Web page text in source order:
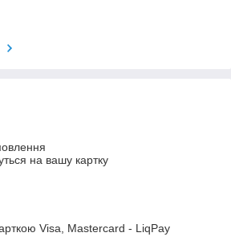
на вашу картку
Visa, Mastercard - LiqPay